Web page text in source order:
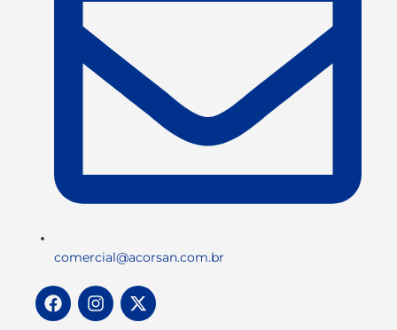
comercial@acorsan.com.br